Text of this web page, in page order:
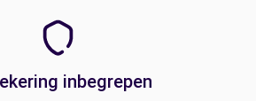
inbegrepen